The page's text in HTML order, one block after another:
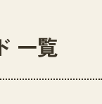
一覧